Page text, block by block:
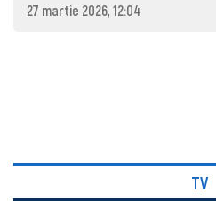
27 martie 2026, 12:04
TV